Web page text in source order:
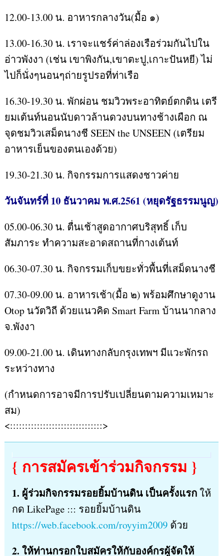
12.00-13.00 น. อาหารกลางวัน(มื้อ ๑)
13.00-16.30 น. เราจะแชร์ค่าล่องเรือร่วมกันไปใน
อ่าวพังงา (เช่น เขาพิงกัน,เขาตะปู,เกาะปันหยี) ไม่
ไปก็นั่งๆนอนๆถ่ายรูปรอที่ท่าเรือ
16.30-19.30 น. พักผ่อน ชมวิวพระอาทิตย์ตกดิน เตรี
ยมเต้นท์นอนนับดาวล้านดวงบนทางช้างเผือก ณ
จุดชมวิวเสม็ดนางชี SEEN the UNSEEN (เตรียม
อาหารเย็นของตนเองด้วย)
19.30-21.30 น. กิจกรรมการแสดงชาวค่าย
วันจันทร์ที่ 10 ธันวาคม พ.ศ.2561 (หยุดรัฐธรรมนูญ)
05.00-06.30 น. ตื่นเช้าสูดอากาศบริสุทธิ์ เก็บ
สัมภาระ ทำความสะอาดสถานที่กางเต้นท์
06.30-07.30 น. กิจกรรมเก็บขยะทั่วพื้นที่เสม็ดนางชี
07.30-09.00 น. อาหารเช้า(มื้อ ๒) พร้อมศึกษาดูงาน
Otop นวัตวิถี ด้วยแนวคิด Smart Farm บ้านนากลาง
จ.พังงา
09.00-21.00 น. เดินทางกลับกรุงเทพฯ มีแวะพักรถ
ระหว่างทาง
(กำหนดการอาจมีการปรับเปลี่ยนตามความเหมาะ
สม)
<:::::::::::::::::::::::::::::::>
{ การสมัครเข้าร่วมกิจกรรม }
1. ผู้ร่วมกิจกรรมรอยยิ้มบ้านดิน เป็นครั้งแรกให้
กด LikePage ::: รอยยิ้มบ้านดิน
https://web.facebook.com/royyim2009ด้วย
2. ให้ท่านกรอกใบสมัครให้กับองค์กรผู้จัดให้